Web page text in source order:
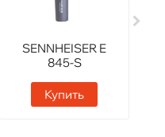
SENNHEISER E
845-S
Купить